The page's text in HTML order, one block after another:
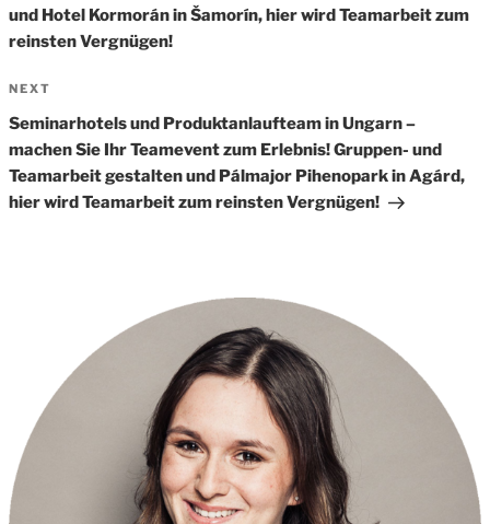
und Hotel Kormorán in Šamorín, hier wird Teamarbeit zum
reinsten Vergnügen!
Next
Post
NEXT
Seminarhotels und Produktanlaufteam in Ungarn –
machen Sie Ihr Teamevent zum Erlebnis! Gruppen- und
Teamarbeit gestalten und Pálmajor Pihenopark in Agárd,
hier wird Teamarbeit zum reinsten Vergnügen!